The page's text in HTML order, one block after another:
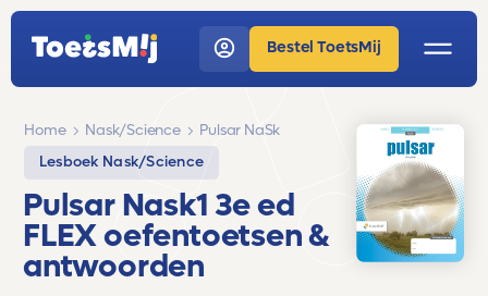
Bestel ToetsMij
Home Nask/Science
Pulsar NaSk
Lesboek Nask/Science
Pulsar Nask1 3e ed
FLEX oefentoetsen &
antwoorden